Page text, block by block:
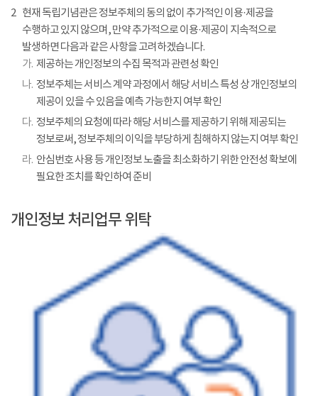
2 현재 독립기념관은 정보주체의 동의 없이 추가적인 이용·제공을
수행하고 있지 않으며, 만약 추가적으로 이용·제공이 지속적으로
발생하면 다음과 같은 사항을 고려하겠습니다.
가. 제공하는 개인정보의 수집 목적과 관련성 확인
나. 정보주체는 서비스 계약 과정에서 해당 서비스 특성 상 개인정보의
제공이 있을 수 있음을 예측 가능한지 여부 확인
다. 정보주체의 요청에 따라 해당 서비스를 제공하기 위해 제공되는
정보로써, 정보주체의 이익을 부당하게 침해하지 않는지 여부 확인
라. 안심번호 사용 등 개인정보 노출을 최소화하기 위한 안전성 확보에
필요한 조치를 확인하여 준비
개인정보 처리업무 위탁